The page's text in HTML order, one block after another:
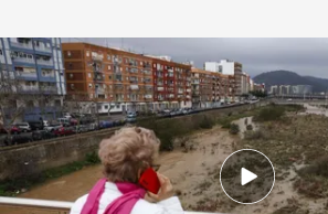
Lo peor de las lluvias todavía está por llegar
Redacción digital Noticias Cuatro
05 MAR 2025 - 21:03h.
Todas las puertas de las